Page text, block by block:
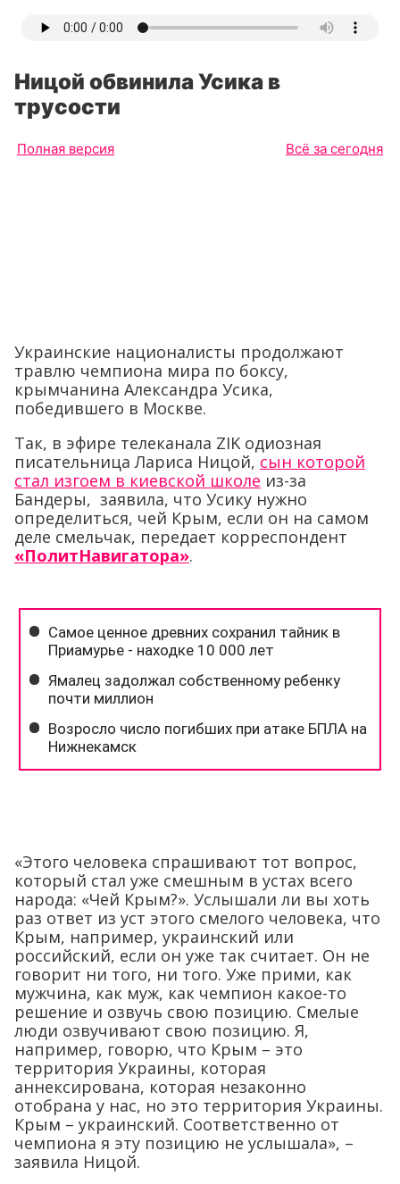
Ницой обвинила Усика в
трусости
Полная версия Всё за сегодня
Украинские националисты продолжают
травлю чемпиона мира по боксу,
крымчанина Александра Усика,
победившего в Москве.
Так, в эфире телеканала ZIK одиозная
писательница Лариса Ницой, сын которой
стал изгоем в киевской школе из-за
Бандеры, заявила, что Усику нужно
определиться, чей Крым, если он на самом
деле смельчак, передает корреспондент
«ПолитНавигатора».
«Этого человека спрашивают тот вопрос,
который стал уже смешным в устах всего
народа: «Чей Крым?». Услышали ли вы хоть
раз ответ из уст этого смелого человека, что
Крым, например, украинский или
российский, если он уже так считает. Он не
говорит ни того, ни того. Уже прими, как
мужчина, как муж, как чемпион какое-то
решение и озвучь свою позицию. Смелые
люди озвучивают свою позицию. Я,
например, говорю, что Крым – это
территория Украины, которая
аннексирована, которая незаконно
отобрана у нас, но это территория Украины.
Крым – украинский. Соответственно от
чемпиона я эту позицию не услышала», –
заявила Ницой.